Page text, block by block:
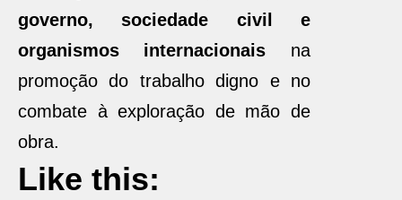
governo, sociedade civil e
organismos internacionais na
promoção do trabalho digno e no
combate à exploração de mão de
obra.
Like this: